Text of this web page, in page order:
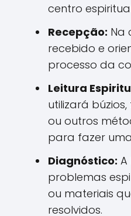
centro
Recepção: Na
recebido e
processo da
Leitura
utilizará
ou outros
para fazer
Diagnóstico: A
problemas
ou materiais
resolvidos.